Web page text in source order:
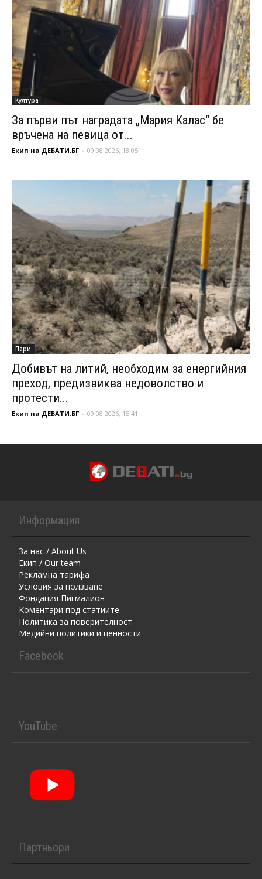
Култура
За първи път наградата „Мария Калас“ бе
връчена на певица от...
Екип на ДЕБАТИ.БГ - 09.08.2026, 18:05
Пари
Добивът на литий, необходим за енергийния
преход, предизвиква недоволство и
протести...
Екип на ДЕБАТИ.БГ - 09.08.2026, 15:41
Информация
За нас / About Us
Екип / Our team
Рекламна тарифа
Условия за ползване
Фондация Пигмалион
Kоментaри под статиите
Политика за поверителност
Медийни политики и ценности
Facebook
YouTube
Партньори